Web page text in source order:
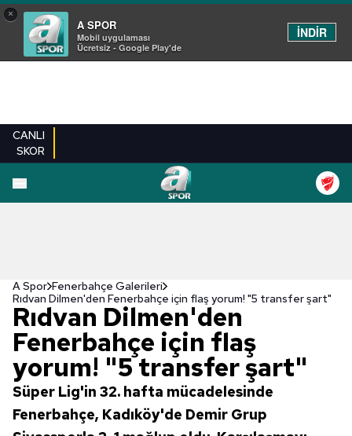
×
A SPOR
Mobil uygulaması
Ücretsiz - Google Play'de
İNDİR
CANLI
SKOR
EN YENILER
A Spor Fenerbahçe Galerileri
Rıdvan Dilmen'den Fenerbahçe için flaş yorum! "5 transfer şart"
Rıdvan Dilmen'den
Fenerbahçe için flaş
yorum! "5 transfer şart"
Süper Lig'in 32. hafta mücadelesinde
Fenerbahçe, Kadıköy'de Demir Grup